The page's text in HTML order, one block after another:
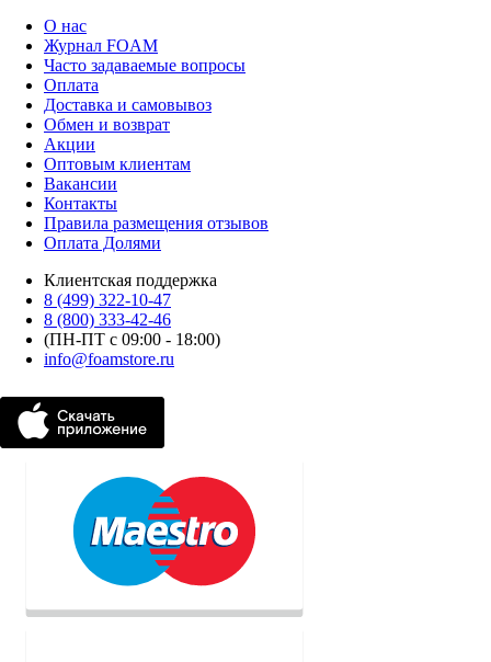
О нас
Журнал FOAM
Часто задаваемые вопросы
Оплата
Доставка и самовывоз
Обмен и возврат
Акции
Оптовым клиентам
Вакансии
Контакты
Правила размещения отзывов
Оплата Долями
Клиентская поддержка
8 (499) 322-10-47
8 (800) 333-42-46
(ПН-ПТ с 09:00 - 18:00)
info@foamstore.ru